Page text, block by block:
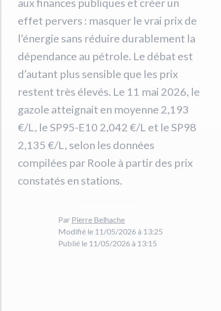
effet pervers : masquer le vrai prix de
l’énergie sans réduire durablement la
dépendance au pétrole. Le débat est
d’autant plus sensible que les prix
restent très élevés. Le 11 mai 2026, le
gazole atteignait en moyenne 2,193
€/L, le SP95-E10 2,042 €/L et le SP98
2,135 €/L, selon les données
compilées par Roole à partir des prix
constatés en stations.
Par Pierre Belhache
Modifié le 11/05/2026 à 13:25
Publié le 11/05/2026 à 13:15